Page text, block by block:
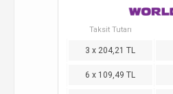
Taksit Tutarı
3 x 204,21 TL
6 x 109,49 TL